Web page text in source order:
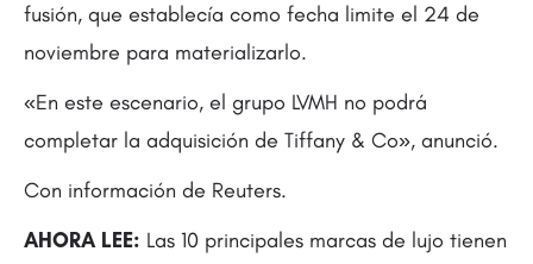
fusión, que establecía como fecha limite el 24 de
noviembre para materializarlo.
«En este escenario, el grupo LVMH no podrá
completar la adquisición de Tiffany & Co», anunció.
Con información de Reuters.
AHORA LEE: Las 10 principales marcas de lujo tienen